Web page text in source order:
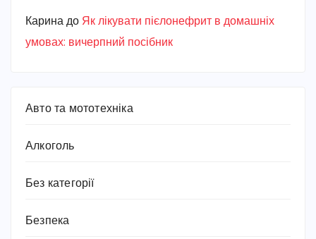
Карина до Як лікувати пієлонефрит в домашніх
умовах: вичерпний посібник
Авто та мототехніка
Алкоголь
Без категорії
Безпека